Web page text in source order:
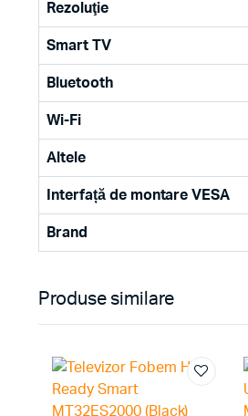
Rezoluţie
Smart TV
Bluetooth
Wi-Fi
Altele
Interfață de montare VESA
Brand
Produse similare